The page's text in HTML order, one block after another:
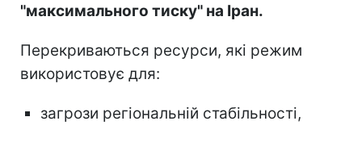
"максимального тиску" на Іран.
Перекриваються ресурси, які режим
використовує для:
загрози регіональній стабільності,